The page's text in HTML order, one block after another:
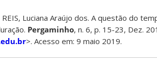
Luciana Araújo dos. A questão do
Pergaminho, n. 6, p. 15-23, Dez.
>. Acesso em: 9 maio 2019.